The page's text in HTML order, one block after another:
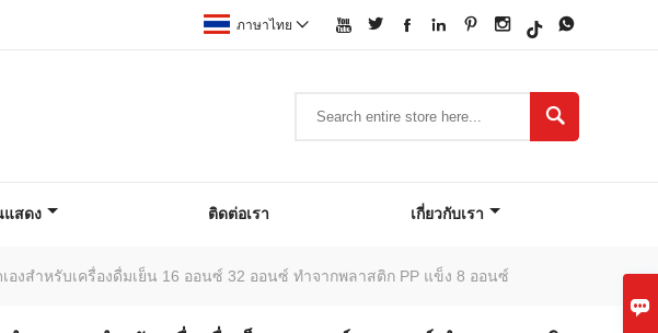

      
ภาษาไทย 

แสดง ติดต่อเรา เกี่ยวกับเรา
งสำหรับเครื่องดื่มเย็น 16 ออนซ์ 32 ออนซ์ ทำจากพลาสติก PP แข็ง 8 ออนซ์